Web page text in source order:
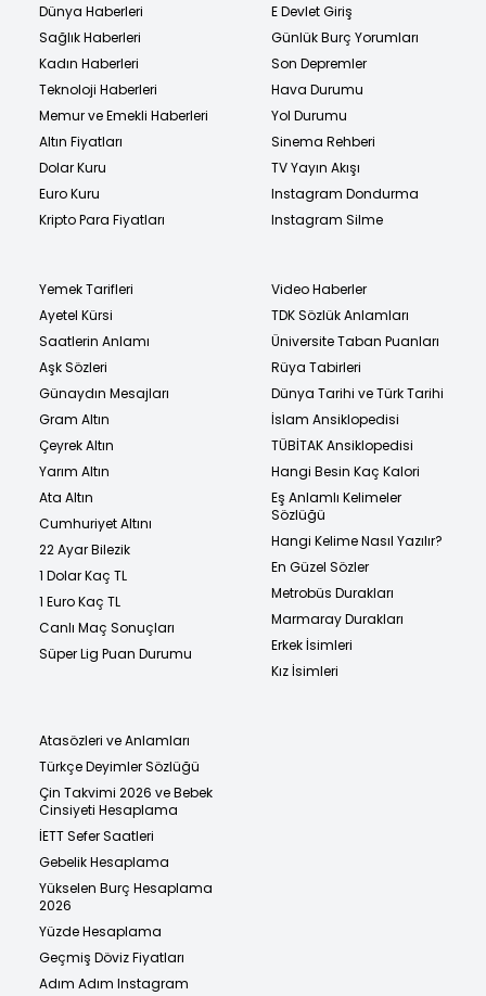
Dünya Haberleri
Sağlık Haberleri
Kadın Haberleri
Teknoloji Haberleri
Memur ve Emekli Haberleri
Altın Fiyatları
Dolar Kuru
Euro Kuru
Kripto Para Fiyatları
E Devlet Giriş
Günlük Burç Yorumları
Son Depremler
Hava Durumu
Yol Durumu
Sinema Rehberi
TV Yayın Akışı
Instagram Dondurma
Instagram Silme
Yemek Tarifleri
Ayetel Kürsi
Saatlerin Anlamı
Aşk Sözleri
Günaydın Mesajları
Gram Altın
Çeyrek Altın
Yarım Altın
Ata Altın
Cumhuriyet Altını
22 Ayar Bilezik
1 Dolar Kaç TL
1 Euro Kaç TL
Canlı Maç Sonuçları
Süper Lig Puan Durumu
Video Haberler
TDK Sözlük Anlamları
Üniversite Taban Puanları
Rüya Tabirleri
Dünya Tarihi ve Türk Tarihi
İslam Ansiklopedisi
TÜBİTAK Ansiklopedisi
Hangi Besin Kaç Kalori
Eş Anlamlı Kelimeler
Sözlüğü
Hangi Kelime Nasıl Yazılır?
En Güzel Sözler
Metrobüs Durakları
Marmaray Durakları
Erkek İsimleri
Kız İsimleri
Atasözleri ve Anlamları
Türkçe Deyimler Sözlüğü
Çin Takvimi 2026 ve Bebek
Cinsiyeti Hesaplama
İETT Sefer Saatleri
Gebelik Hesaplama
Yükselen Burç Hesaplama
2026
Yüzde Hesaplama
Geçmiş Döviz Fiyatları
Adım Adım Instagram